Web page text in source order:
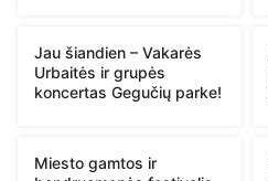
Jau šiandien – Vakarės
Urbaitės ir grupės
koncertas Gegučių parke!
Miesto gamtos ir